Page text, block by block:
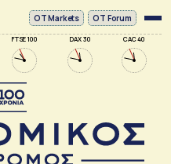
FTSE 100 DAX 30 CAC 40
ΟΤ Markets OT Forum